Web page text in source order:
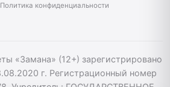
Политика конфиденциальности
«Замана» (12+) зарегистрировано
г. Регистрационный номер